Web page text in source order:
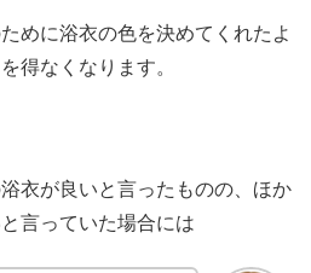
めに浴衣の色を決めてくれたよ
得なくなります。
衣が良いと言ったものの、ほか
言っていた場合には